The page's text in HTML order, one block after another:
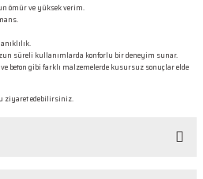
ömür ve yüksek verim.
süreli kullanımlarda konforlu bir deneyim sunar.
beton gibi farklı malzemelerde kusursuz sonuçlar elde
ziyaret edebilirsiniz.